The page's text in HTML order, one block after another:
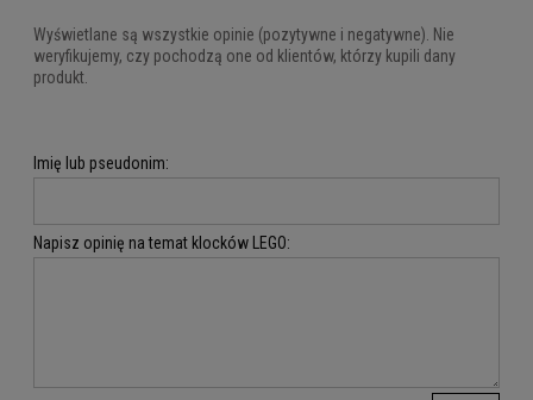
Wyświetlane są wszystkie opinie (pozytywne i negatywne). Nie
weryfikujemy, czy pochodzą one od klientów, którzy kupili dany
produkt.
Imię lub pseudonim:
Napisz opinię na temat klocków LEGO: